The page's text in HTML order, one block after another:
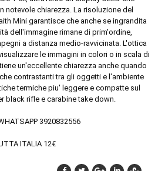
notevole chiarezza. La risoluzione del
Mini garantisce che anche se ingrandita
dell'immagine rimane di prim'ordine,
a distanza medio-ravvicinata. L'ottica
le immagini in colori o in scala di
un'eccellente chiarezza anche quando
contrastanti tra gli oggetti e l'ambiente
termiche piu' leggere e compatte sul
black rifle e carabine take down.
3920832556
ITALIA 12€